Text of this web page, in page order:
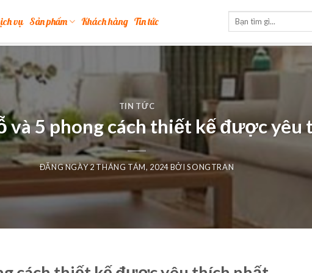
vụ Sản phẩm Khách hàng Tin tức
TIN TỨC
và 5 phong cách thiết kế được yêu
ĐĂNG NGÀY2 THÁNG TÁM, 2024BỞISONGTRAN